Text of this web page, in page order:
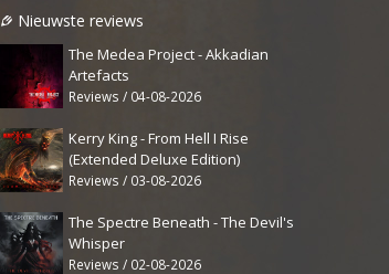
Nieuwste reviews
The Medea Project - Akkadian
Artefacts
Reviews / 04-08-2026
Kerry King - From Hell I Rise
(Extended Deluxe Edition)
Reviews / 03-08-2026
The Spectre Beneath - The Devil's
Whisper
Reviews / 02-08-2026